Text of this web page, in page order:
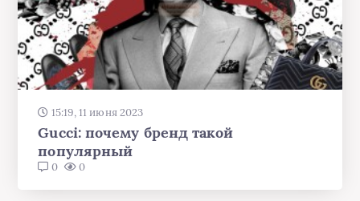
15:19, 11 июня 2023
Gucci: почему бренд такой
популярный
0 0